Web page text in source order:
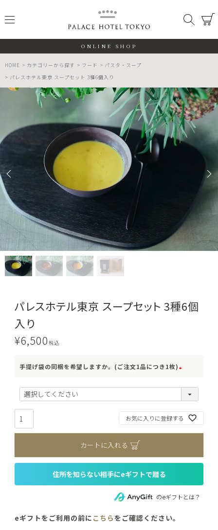
検索
ONLINE SHOP
HOME カテゴリーから探す フード
パスタ・スープ
パレスホテル東京 スープセット 3種6個入り
パレスホテル東京 スープセット 3種6個
入り
¥6,500 税込
手提げ袋の同梱を希望しますか。(ご注文1品につき1枚)
)
お気に入りに登録する
カートに入れる
住所を知らない相手にeギフトで贈る
のeギフトとは？
eギフトをご利用の前に こちらをご確認ください。
期間限定
数量限定
検索する